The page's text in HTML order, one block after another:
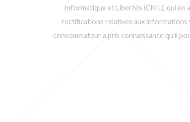
Informatique et Libertés (CNIL), qui en
rectifications relatives aux informations
consommateur a pris connaissance qu’il